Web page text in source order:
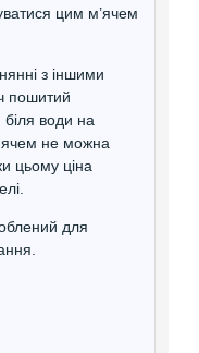
цим м’ячем
з іншими
пошитий
води на
не можна
цьому ціна
для